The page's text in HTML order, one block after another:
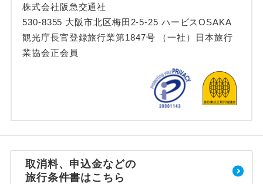
株式会社阪急交通社
530-8355 大阪市北区梅田2-5-25 ハービスOSAKA
観光庁長官登録旅行業第1847号 （一社）日本旅行
業協会正会員
取消料、申込金などの
旅行条件書はこちら